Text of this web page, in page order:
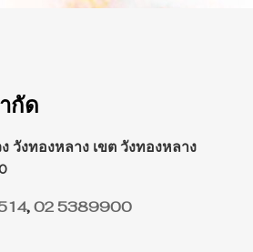
กัด
วังทองหลาง เขต วังทองหลาง
,02 5389900